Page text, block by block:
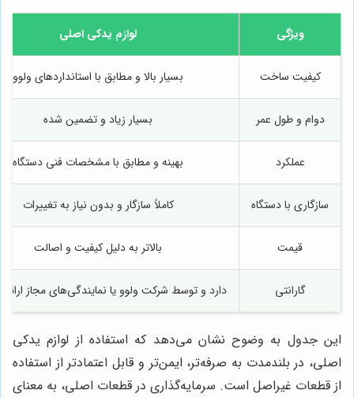
ویژگی لوازم یدکی اصلی
کیفیت ساخت بسیار بالا و مطابق با استانداردهای ولوو
دوام و طول عمر بسیار زیاد و تضمین شده
عملکرد بهینه و مطابق با مشخصات فنی دستگاه
سازگاری با دستگاه کاملاً سازگار و بدون نیاز به تغییرات
قیمت بالاتر به دلیل کیفیت و اصالت
گارانتی دارد و توسط شرکت ولوو یا نمایندگی‌های مجاز
این جدول به وضوح نشان می‌دهد که استفاده از لوازم یدکی
اصلی، در بلندمدت به صرفه‌تر، ایمن‌تر و قابل اعتمادتر از استفاده
از قطعات غیراصل است. سرمایه‌گذاری در قطعات اصلی، به معنای